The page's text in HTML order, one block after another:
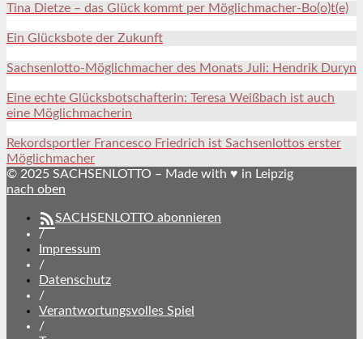
Tina Dietze – das Glück kommt per Möglichmacher-Bo(o)t(e)
Ein Glücksbote der Zukunft
Sachsenlotto-Möglichmacher des Monats Juli: Hendrik Duryn
Eine echte Glücksbotschafterin: Teresa Weißbach ist auch
eine Möglichmacherin
Rekordsportler Francesco Friedrich ist Sachsenlottos erster
Möglichmacher
© 2025 SACHSENLOTTO – Made with ♥ in Leipzig
nach oben
SACHSENLOTTO abonnieren
/
Impressum
/
Datenschutz
/
Verantwortungsvolles Spiel
/